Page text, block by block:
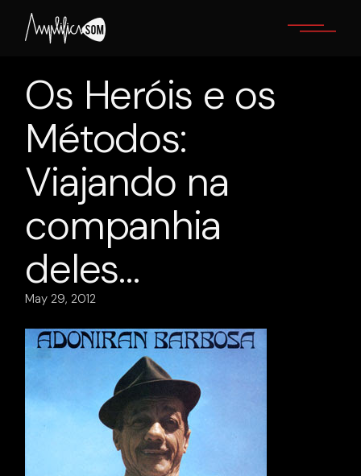
content
Os Heróis e os
Métodos:
Viajando na
companhia
deles…
May 29, 2012